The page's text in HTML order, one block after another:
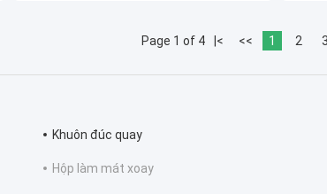
Page 1 of 4 |< << 1 2 3
Khuôn đúc quay
Hộp làm mát xoay